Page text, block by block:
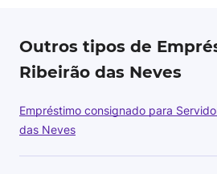
Outros tipos de
Ribeirão das Neves
Empréstimo consignado para
das Neves